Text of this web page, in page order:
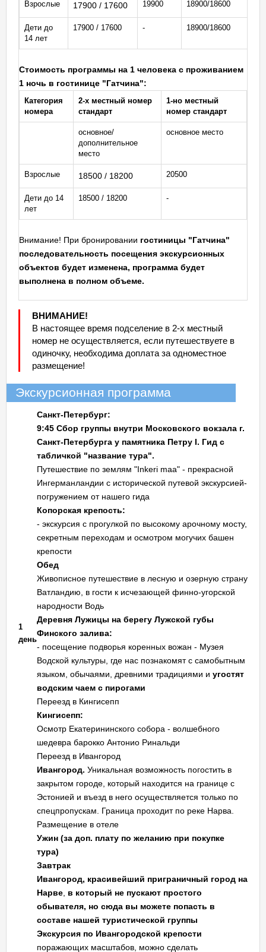
Взрослые 17900 / 17600 19900 18900/18600
Дети до
14 лет
17900 / 17600 - 18900/18600
Стоимость программы на 1 человека с проживанием
1 ночь в гостинице "Гатчина":
Категория
номера
2-х местный номер
стандарт
1-но местный
номер стандарт
основное/
дополнительное
место
основное место
Взрослые 18500 / 18200 20500
Дети до 14
лет
18500 / 18200 -
Внимание! При бронировании гостиницы "Гатчина"
последовательность посещения экскурсионных
объектов будет изменена, программа будет
выполнена в полном объеме.
ВНИМАНИЕ!
В настоящее время подселение в 2-х местный
номер не осуществляется, если путешествуете в
одиночку, необходима доплата за одноместное
размещение!
Экскурсионная программа
1
день
Санкт-Петербург:
9:45 Сбор группы внутри Московского вокзала г.
Санкт-Петербурга у памятника Петру I. Гид с
табличкой "название тура".
Путешествие по землям "Inkeri maa" - прекрасной
Ингерманландии с исторической путевой экскурсией-
погружением от нашего гида
Копорская крепость:
- экскурсия с прогулкой по высокому арочному мосту,
секретным переходам и осмотром могучих башен
крепости
Обед
Живописное путешествие в лесную и озерную страну
Ватландию, в гости к исчезающей финно-угорской
народности Водь
Деревня Лужицы на берегу Лужской губы
Финского залива:
- посещение подворья коренных вожан - Музея
Водской культуры, где нас познакомят с самобытным
языком, обычаями, древними традициями и угостят
водским чаем с пирогами
Переезд в Кингисепп
Кингисепп:
Осмотр Екатерининского собора - волшебного
шедевра барокко Антонио Ринальди
Переезд в Ивангород
Ивангород. Уникальная возможность погостить в
закрытом городе, который находится на границе с
Эстонией и въезд в него осуществляется только по
спецпропускам. Граница проходит по реке Нарва.
Размещение в отеле
Ужин (за доп. плату по желанию при покупке
тура)
Завтрак
Ивангород, красивейший приграничный город на
Нарве в который не пускают простого
обывателя, но сюда вы можете попасть в
составе нашей туристической группы
Экскурсия по Ивангородской крепости
поражающих масштабов, можно сделать